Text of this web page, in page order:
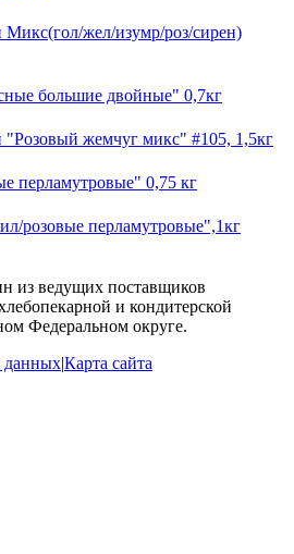
Микс(гол/жел/изумр/роз/сирен)
большие двойные" 0,7кг
"Розовый жемчуг микс" #105, 1,5кг
перламутровые" 0,75 кг
розовые перламутровые",1кг
ведущих поставщиков
и кондитерской
Федеральном округе.
данных|Карта сайта